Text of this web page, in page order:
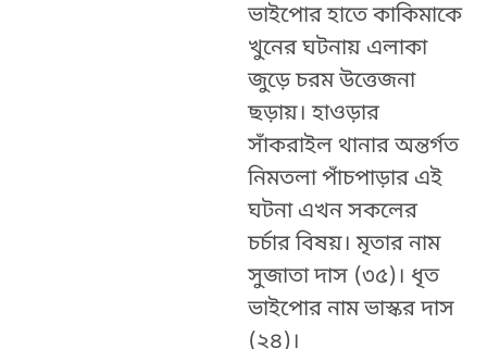
ভাইপোর হাতে কাকিমাকে
খুনের ঘটনায় এলাকা
জুড়ে চরম উত্তেজনা
ছড়ায়। হাওড়ার
সাঁকরাইল থানার অন্তর্গত
নিমতলা পাঁচপাড়ার এই
ঘটনা এখন সকলের
চর্চার বিষয়। মৃতার নাম
সুজাতা দাস (৩৫)। ধৃত
ভাইপোর নাম ভাস্কর দাস
(২৪)।